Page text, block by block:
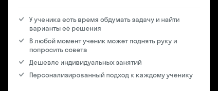
У ученика есть время обдумать задачу и найти
варианты её решения
В любой момент ученик может поднять руку и
попросить совета
Дешевле индивидуальных занятий
Персонализированный подход к каждому ученику